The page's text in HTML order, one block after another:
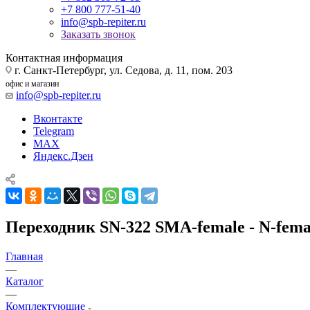
+7 800 777-51-40
info@spb-repiter.ru
Заказать звонок
Контактная информация
г. Санкт-Петербург, ул. Седова, д. 11, пом. 203
офис и магазин
info@spb-repiter.ru
Вконтакте
Telegram
MAX
Яндекс.Дзен
Переходник SN-322 SMA-female - N-
Главная
—
Каталог
—
Комплектующие